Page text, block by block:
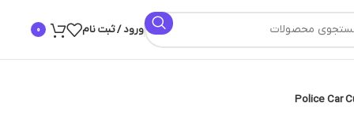
ورود / ثبت نام 0